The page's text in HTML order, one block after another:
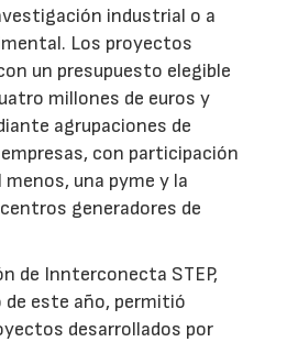
industrial o a
Los proyectos
un presupuesto elegible
millones de euros y
agrupaciones de
con participación
una pyme y la
generadores de
de Innterconecta STEP,
de este año, permitió
desarrollados por